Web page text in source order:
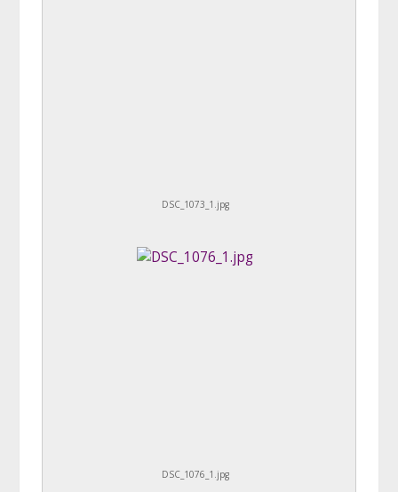
DSC_1073_1.jpg
DSC_1076_1.jpg